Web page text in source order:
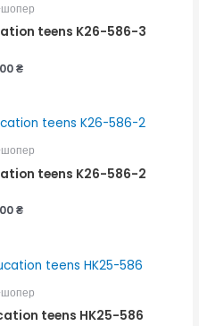
teens K26-586-3
₴
teens K26-586-2
₴
teens HK25-586